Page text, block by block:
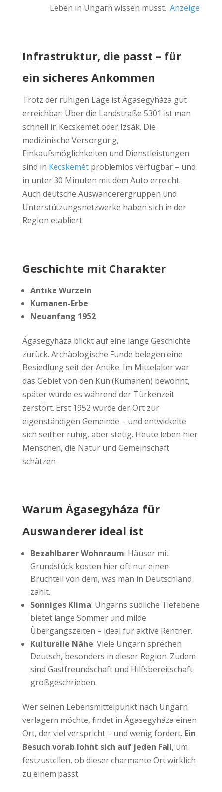
Leben in Ungarn wissen musst.Anzeige
Infrastruktur, die passt – für
ein sicheres Ankommen
Trotz der ruhigen Lage ist Ágasegyháza gut
erreichbar: Über die Landstraße 5301 ist man
schnell in Kecskemét oder Izsák. Die
medizinische Versorgung,
Einkaufsmöglichkeiten und Dienstleistungen
sind in Kecskemétproblemlos verfügbar – und
in unter 30 Minuten mit dem Auto erreicht.
Auch deutsche Auswanderergruppen und
Unterstützungsnetzwerke haben sich in der
Region etabliert.
Geschichte mit Charakter
Antike Wurzeln
Kumanen-Erbe
Neuanfang 1952
Ágasegyháza blickt auf eine lange Geschichte
zurück. Archäologische Funde belegen eine
Besiedlung seit der Antike. Im Mittelalter war
das Gebiet von den Kun (Kumanen) bewohnt,
später wurde es während der Türkenzeit
zerstört. Erst 1952 wurde der Ort zur
eigenständigen Gemeinde – und entwickelte
sich seither ruhig, aber stetig. Heute leben hier
Menschen, die Natur und Gemeinschaft
schätzen.
Warum Ágasegyháza für
Auswanderer ideal ist
Bezahlbarer Wohnraum: Häuser mit
Grundstück kosten hier oft nur einen
Bruchteil von dem, was man in Deutschland
zahlt.
Sonniges Klima: Ungarns südliche Tiefebene
bietet lange Sommer und milde
Übergangszeiten – ideal für aktive Rentner.
Kulturelle Nähe: Viele Ungarn sprechen
Deutsch, besonders in dieser Region. Zudem
sind Gastfreundschaft und Hilfsbereitschaft
großgeschrieben.
Wer seinen Lebensmittelpunkt nach Ungarn
verlagern möchte, findet in Ágasegyháza einen
Ort, der viel verspricht – und wenig fordert. Ein
Besuch vorab lohnt sich auf jeden Fall, um
festzustellen, ob dieser charmante Ort wirklich
zu einem passt.